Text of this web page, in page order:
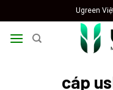
to
content
Ugreen
cáp